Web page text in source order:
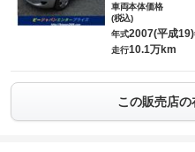
車両本体価格
(税込)
年式2007(平成
走行10.1万km
この販売店